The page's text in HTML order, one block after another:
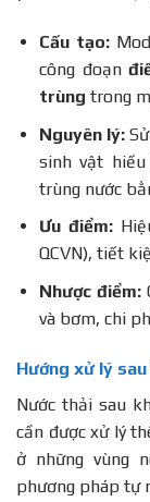
Cấu tạo:
công đoạn
trùng trong
Nguyên lý:
sinh vật
trùng nước
Ưu điểm:
QCVN), tiết
Nhược điểm:
và bơm, chi
Hướng xử lý
Nước thải sau
cần được xử lý
ở những vùng
phương pháp tự